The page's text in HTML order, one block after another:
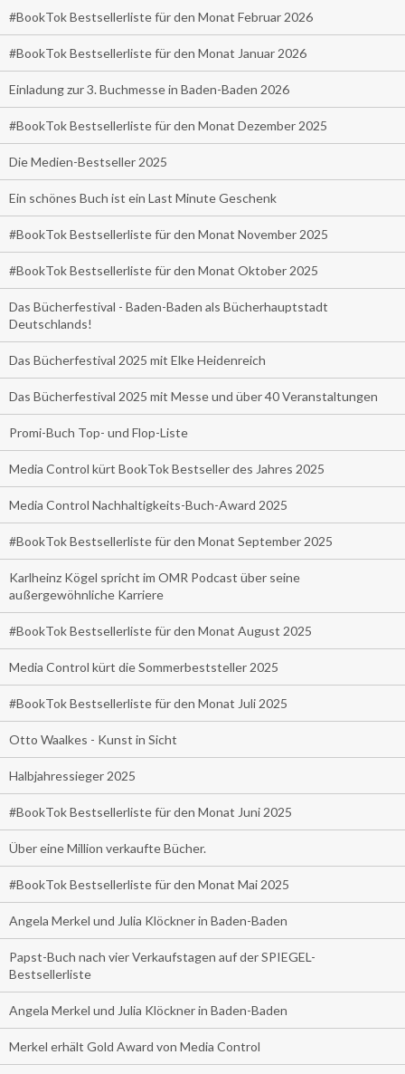
#BookTok Bestsellerliste für den Monat Februar 2026
#BookTok Bestsellerliste für den Monat Januar 2026
Einladung zur 3. Buchmesse in Baden-Baden 2026
#BookTok Bestsellerliste für den Monat Dezember 2025
Die Medien-Bestseller 2025
Ein schönes Buch ist ein Last Minute Geschenk
#BookTok Bestsellerliste für den Monat November 2025
#BookTok Bestsellerliste für den Monat Oktober 2025
Das Bücherfestival - Baden-Baden als Bücherhauptstadt
Deutschlands!
Das Bücherfestival 2025 mit Elke Heidenreich
Das Bücherfestival 2025 mit Messe und über 40 Veranstaltungen
Promi-Buch Top- und Flop-Liste
Media Control kürt BookTok Bestseller des Jahres 2025
Media Control Nachhaltigkeits-Buch-Award 2025
#BookTok Bestsellerliste für den Monat September 2025
Karlheinz Kögel spricht im OMR Podcast über seine
außergewöhnliche Karriere
#BookTok Bestsellerliste für den Monat August 2025
Media Control kürt die Sommerbeststeller 2025
#BookTok Bestsellerliste für den Monat Juli 2025
Otto Waalkes - Kunst in Sicht
Halbjahressieger 2025
#BookTok Bestsellerliste für den Monat Juni 2025
Über eine Million verkaufte Bücher.
#BookTok Bestsellerliste für den Monat Mai 2025
Angela Merkel und Julia Klöckner in Baden-Baden
Papst-Buch nach vier Verkaufstagen auf der SPIEGEL-
Bestsellerliste
Angela Merkel und Julia Klöckner in Baden-Baden
Merkel erhält Gold Award von Media Control